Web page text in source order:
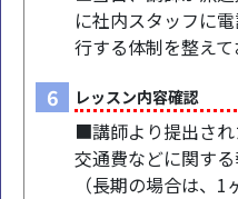
に社内スタッフに
行する体制を整えて
6 レッスン内容確認
■講師より提出され
交通費などに関する
（長期の場合は、1